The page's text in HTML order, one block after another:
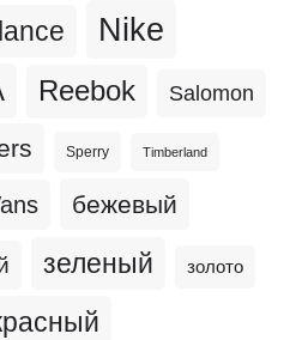
Nike
Reebok Salomon
Sperry Timberland
бежевый
зеленый золото